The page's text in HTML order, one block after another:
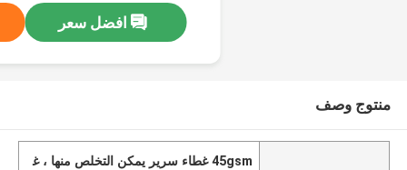
افضل سعر
منتوج وصف
45gsm غطاء سرير يمكن التخلص منها ، غ